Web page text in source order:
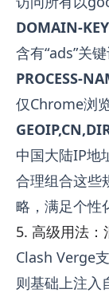
DOMAIN-
含有“ads”关
PROCESS-
仅Chrome浏
中国大陆IP地
合理组合这些
略，满足个性
5. 高级用法
Clash Verge
则基础上注入